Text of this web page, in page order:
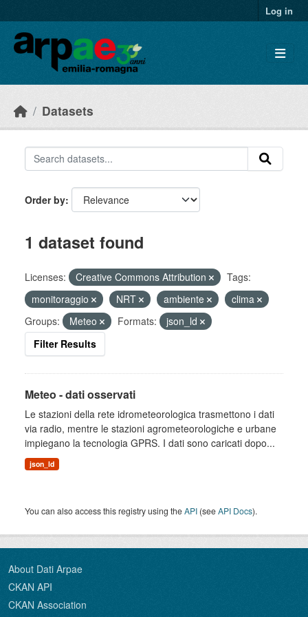
Log in
Datasets
Order by
1 dataset found
Licenses: Creative Commons Attribution
Tags:
monitoraggio
NRT ambiente
clima
Groups:
Meteo Formats:
json_ld
Filter Results
Meteo - dati osservati
Le stazioni della rete idrometeorologica trasmettono i dati
via radio, mentre le stazioni agrometeorologiche e urbane
impiegano la tecnologia GPRS. I dati sono caricati dopo...
json_ld
You can also access this registry using theAPI (seeAPI Docs).
About Dati Arpae
CKAN API
CKAN Association